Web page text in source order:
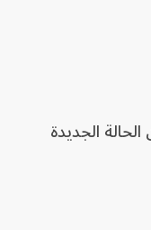
الجديدة